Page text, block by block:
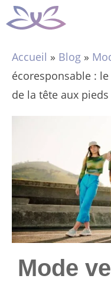
Aller
au
Accueil » Blog »
écoresponsable :
de la tête aux pieds
Mode